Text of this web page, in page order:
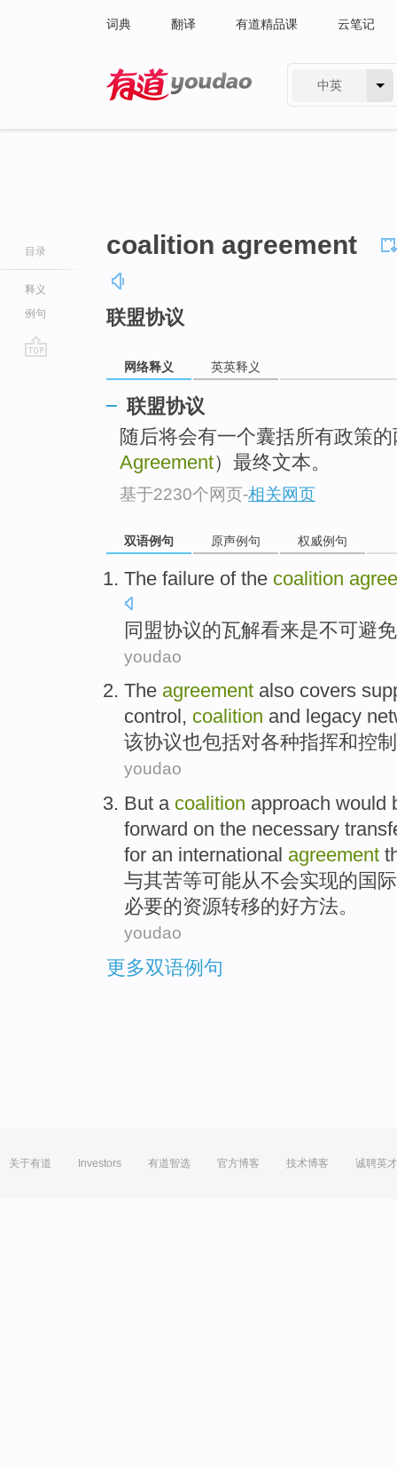
词典 翻译 有道精品课 云笔记
中英
目录
释义
例句
coalition agreement
联盟协议
网络释义 英英释义
联盟协议
随后将会有一个囊括所有政策
Agreement）最终文本。
基于2230个网页-相关网页
双语例句 原声例句 权威例句
The failure ofthe coalition
同盟协议的瓦解看来是不可避免
youdao
The agreement also covers
control , coalition and legacy
该协议也包括对各种指挥和控制
youdao
But a coalition approach would
forward on the necessary
for an international agreement
与其苦等可能从不会实现的 国际
必要的资源转移的好方法。
youdao
更多双语例句
关于有道 Investors 有道智选 官方博客 技术博客 诚聘英才